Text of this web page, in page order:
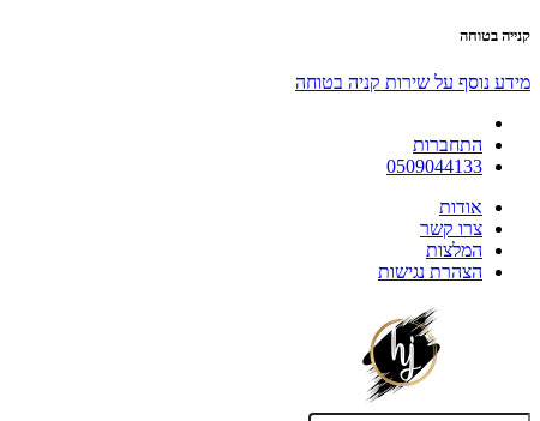
קנייה בטוחה
מידע נוסף על שירות קניה בטוחה
התחברות
0509044133
אודות
צרו קשר
המלצות
הצהרת נגישות